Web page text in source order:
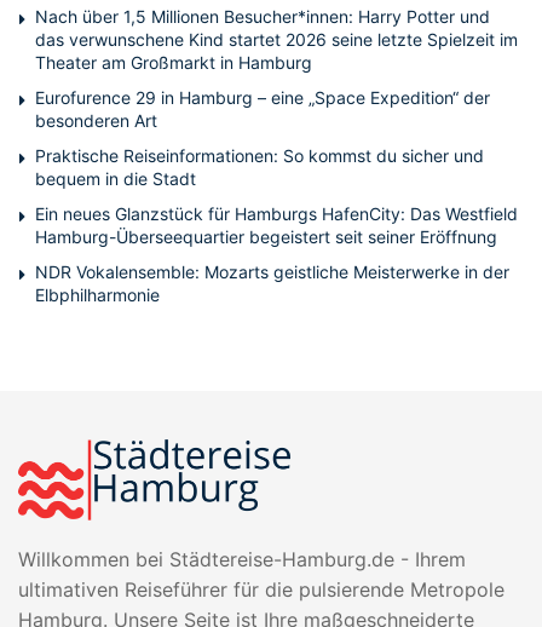
Nach über 1,5 Millionen Besucher*innen: Harry Potter und
das verwunschene Kind startet 2026 seine letzte Spielzeit im
Theater am Großmarkt in Hamburg
Eurofurence 29 in Hamburg – eine „Space Expedition“ der
besonderen Art
Praktische Reiseinformationen: So kommst du sicher und
bequem in die Stadt
Ein neues Glanzstück für Hamburgs HafenCity: Das Westfield
Hamburg-Überseequartier begeistert seit seiner Eröffnung
NDR Vokalensemble: Mozarts geistliche Meisterwerke in der
Elbphilharmonie
Willkommen bei Städtereise-Hamburg.de - Ihrem
ultimativen Reiseführer für die pulsierende Metropole
Hamburg. Unsere Seite ist Ihre maßgeschneiderte